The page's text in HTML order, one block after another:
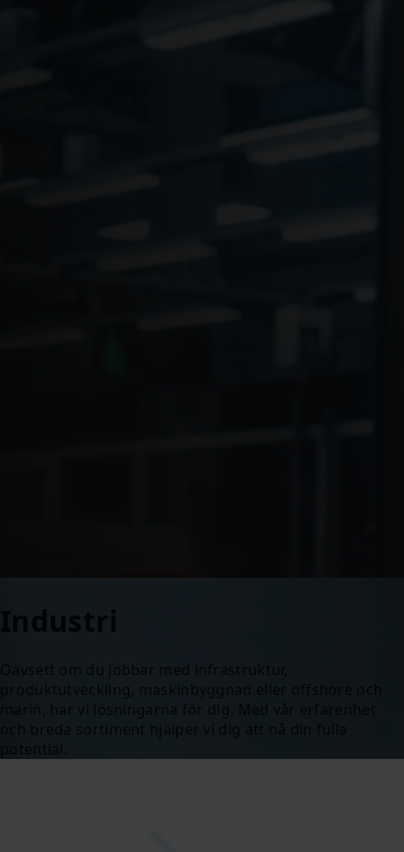
Industri
Oavsett om du jobbar med infrastruktur,
produktutveckling, maskinbyggnad eller offshore och
marin, har vi lösningarna för dig. Med vår erfarenhet
och breda sortiment hjälper vi dig att nå din fulla